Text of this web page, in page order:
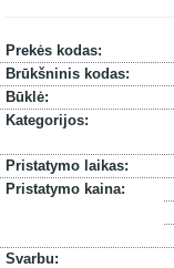
Prekės kodas:
Brūkšninis kodas:
Būklė:
Kategorijos:
Pristatymo laikas:
Pristatymo kaina:
Svarbu: